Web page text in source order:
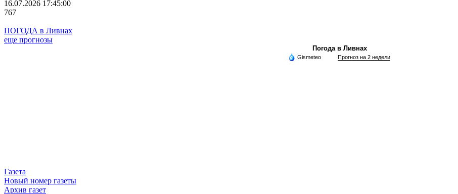
16.07.2026 17:45:00
767
ПОГОДА в Ливнах
еще прогнозы
Погода в Ливнах
Gismeteo Прогноз на 2 недели
Газета
Новый номер газеты
Архив газет